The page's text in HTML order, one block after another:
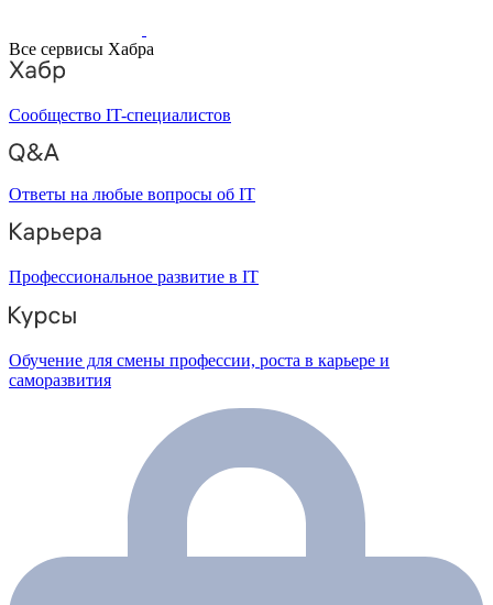
Все сервисы Хабра
Сообщество IT-специалистов
Ответы на любые вопросы об IT
Профессиональное развитие в IT
Обучение для смены профессии, роста в карьере и
саморазвития